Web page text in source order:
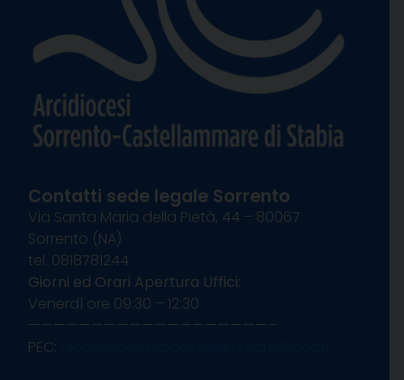
Contatti sede legale Sorrento
Via Santa Maria della Pietà, 44 – 80067
Sorrento (NA)
tel. 0818781244
Giorni ed Orari Apertura Uffici:
Venerdì ore 09:30 – 12:30
———————————————————–
PEC: